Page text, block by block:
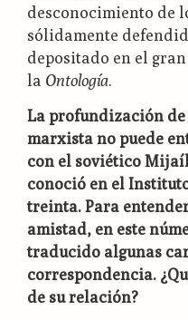
desconocimiento de
sólidamente
depositado en el
la Ontología.
La profundización de
marxista no puede
con el soviético
conoció en el
treinta. Para
amistad, en este
traducido algunas
correspondencia.
de su relación?